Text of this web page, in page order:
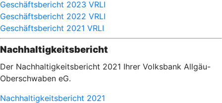
Geschäftsbericht 2023 VRLI
Geschäftsbericht 2022 VRLI
Geschäftsbericht 2021 VRLI
Nachhaltigkeitsbericht
Der Nachhaltigkeitsbericht 2021 Ihrer Volksbank Allgäu-
Oberschwaben eG.
Nachhaltigkeitsbericht 2021